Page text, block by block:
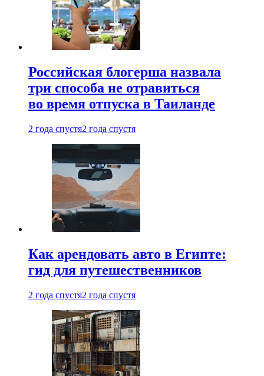
Российская блогерша назвала
три способа не отравиться
во время отпуска в Таиланде
2 года спустя2 года спустя
Как арендовать авто в Египте:
гид для путешественников
2 года спустя2 года спустя